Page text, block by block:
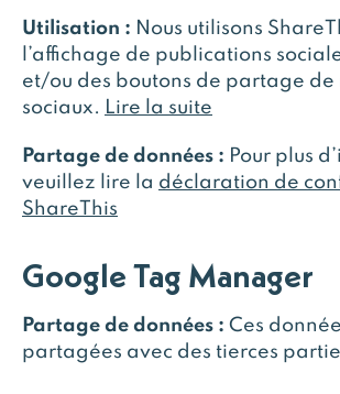
Utilisation : Nous utilisons
l’affichage de publications
et/ou des boutons de partage de
sociaux. Lire la suite
Partage de données : Pour plus
veuillez lire la déclaration de
ShareThis
Google Tag Manager
Partage de données : Ces
partagées avec des tierces